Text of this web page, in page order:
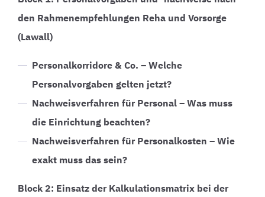
den Rahmenempfehlungen Reha und Vorsorge
(Lawall)
Personalkorridore & Co. – Welche
Personalvorgaben gelten jetzt?
Nachweisverfahren für Personal – Was muss
die Einrichtung beachten?
Nachweisverfahren für Personalkosten – Wie
exakt muss das sein?
Block 2: Einsatz der Kalkulationsmatrix bei der